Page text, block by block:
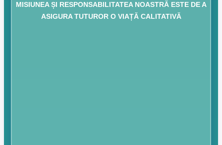
MISIUNEA ȘI RESPONSABILITATEA NOASTRĂ ESTE DE A
ASIGURA TUTUROR O VIAȚĂ CALITATIVĂ